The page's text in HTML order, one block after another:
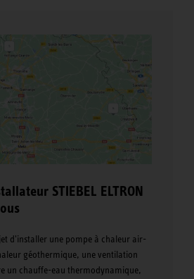
STIEBEL ELTRON
d'installer une pompe à chaleur air-
géothermique, une ventilation
un chauffe-eau thermodynamique,